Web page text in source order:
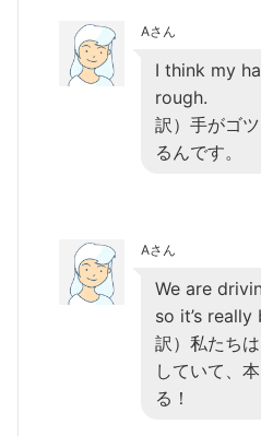
Aさん
I think my
rough.
訳）手がゴ
るんです。
Aさん
We are
so it’s really
訳）私たち
していて、
る！